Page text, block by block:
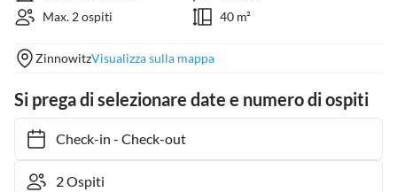
Max. 2 ospiti
40 m²
ZinnowitzVisualizza sulla mappa
Si prega di selezionare date e numero di ospiti
Check-in- Check-out